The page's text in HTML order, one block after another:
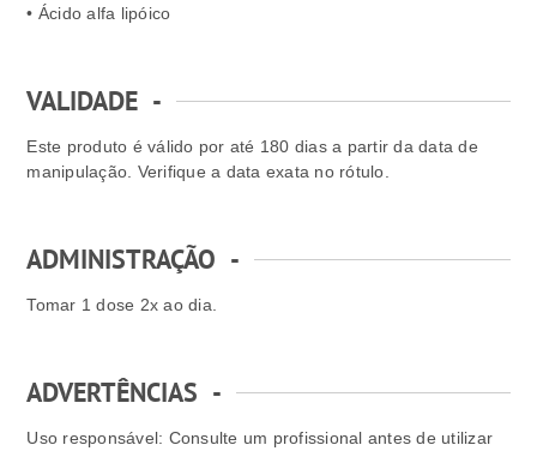
• Ácido alfa lipóico
VALIDADE -
Este produto é válido por até 180 dias a partir da data de
manipulação. Verifique a data exata no rótulo.
ADMINISTRAÇÃO -
Tomar 1 dose 2x ao dia.
ADVERTÊNCIAS -
Uso responsável: Consulte um profissional antes de utilizar